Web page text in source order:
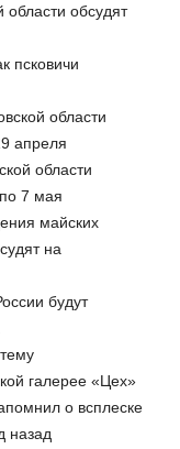
обсудят
псковичи
области
апреля
области
7 мая
майских
на
будут
галерее «Цех»
о всплеске
назад